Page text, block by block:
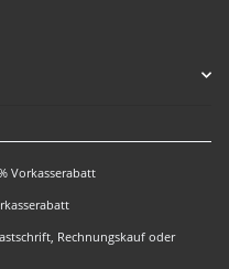
Vorkasserabatt
Rechnungskauf oder